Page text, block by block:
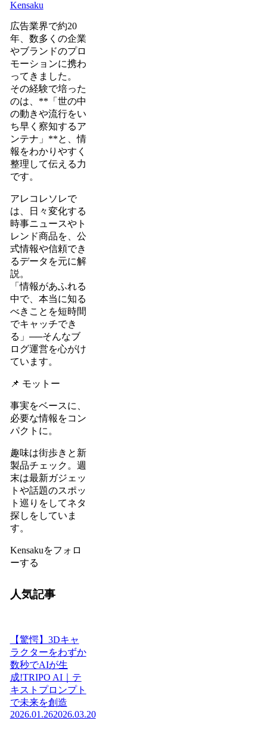
Kensaku
広告業界で約20
年、数多くの企業
やブランドのプロ
モーションに携わ
ってきました。
その経験で培った
のは、**「世の中
の動きや流行をい
ち早く察知するア
ンテナ」**と、情
報をわかりやすく
整理して伝える力
です。
アレコレソレで
は、日々変化する
時事ニュースやト
レンド商品を、公
式情報や信頼でき
るデータを元に解
説。
「情報があふれる
中で、本当に知る
べきことを短時間
でキャッチでき
る」──そんなブ
ログ運営を心がけ
ています。
📌 モットー
事実をベースに、
必要な情報をコン
パクトに。
趣味は街歩きと新
製品チェック。週
末は最新ガジェッ
トや話題のスポッ
ト巡りをしてネタ
探しをしていま
す。
Kensakuをフォロ
ーする
人気記事
【驚愕】3Dキャ
ラクターをわずか
数秒でAIが生
成!TRIPO AI｜テ
キストプロンプト
で未来を創造
2026.01.262026.03.20